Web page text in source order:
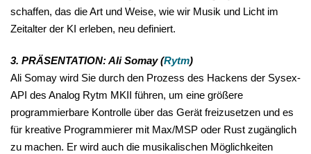
schaffen, das die Art und Weise, wie wir Musik und Licht im
Zeitalter der KI erleben, neu definiert.
3. PRÄSENTATION: Ali Somay(Rytm)
Ali Somay wird Sie durch den Prozess des Hackens der Sysex-
API des Analog Rytm MKII führen, um eine größere
programmierbare Kontrolle über das Gerät freizusetzen und es
für kreative Programmierer mit Max/MSP oder Rust zugänglich
zu machen. Er wird auch die musikalischen Möglichkeiten